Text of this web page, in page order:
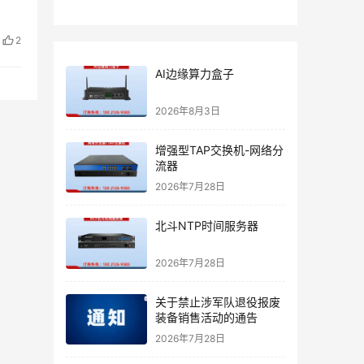
2
AI边缘算力盒子
2026年8月3日
增强型TAP交换机-网络分
流器
2026年7月28日
北斗NTP时间服务器
2026年7月28日
关于禁止涉军队退役报废
装备销售活动的通告
2026年7月28日